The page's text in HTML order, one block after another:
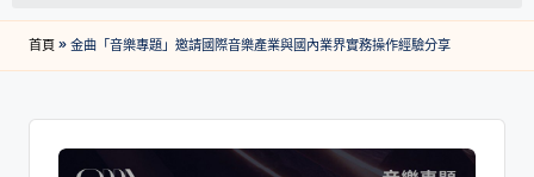
首頁»金曲「音樂專題」邀請國際音樂產業與國內業界實務操作經驗分享